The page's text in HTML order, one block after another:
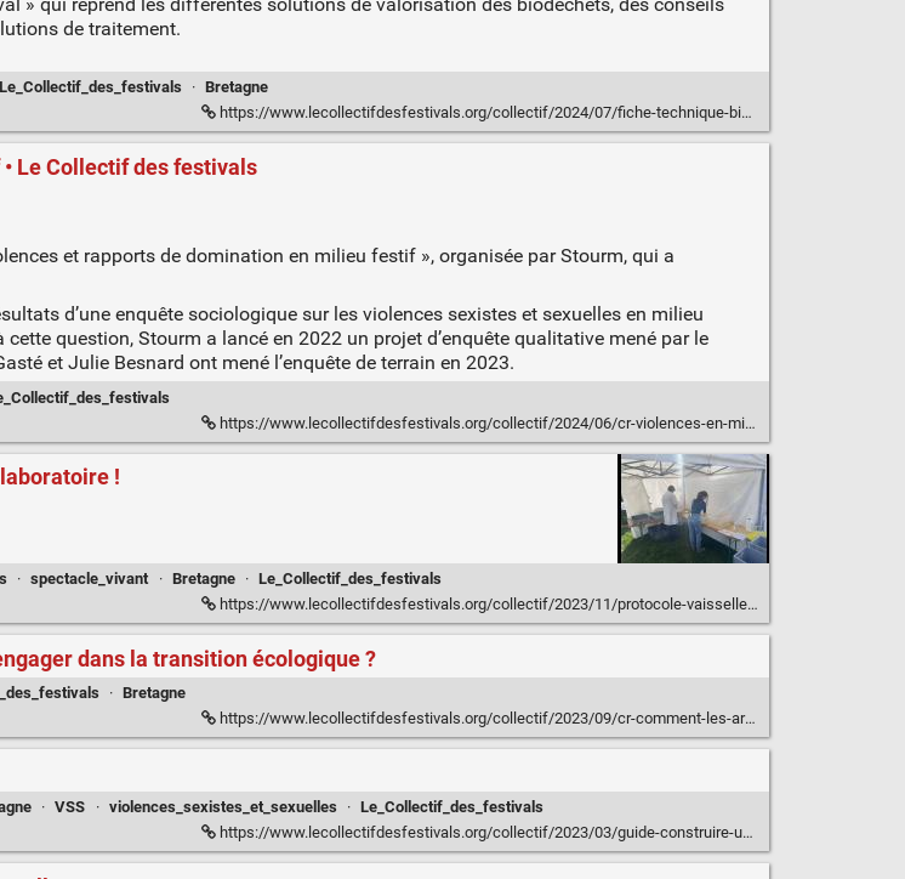
de traitement.
Le_Collectif_des_festivals · Bretagne
https://www.lecollectifdesfestivals.org/collectif/2024/07/fiche-technique-biodechets/
Le Collectif des festivals
et rapports de domination en milieu festif », organisée par Stourm, qui a
d’une enquête sociologique sur les violences sexistes et sexuelles en milieu
question, Stourm a lancé en 2022 un projet d’enquête qualitative mené par le
et Julie Besnard ont mené l’enquête de terrain en 2023.
https://www.lecollectifdesfestivals.org/collectif/2024/06/cr-violences-en-milieu-festif/
!
· spectacle_vivant · Bretagne · Le_Collectif_des_festivals
https://www.lecollectifdesfestivals.org/collectif/2023/11/protocole-vaisselle/
dans la transition écologique ?
· Bretagne
https://www.lecollectifdesfestivals.org/collectif/2023/09/cr-comment-les-artistes-sengagent-ou-peuvent-iels-sengager-dans-la-transition-ecologique/
· VSS · violences_sexistes_et_sexuelles · Le_Collectif_des_festivals
https://www.lecollectifdesfestivals.org/collectif/2023/03/guide-construire-un-protocole-de-lutte-contre-les-vss/